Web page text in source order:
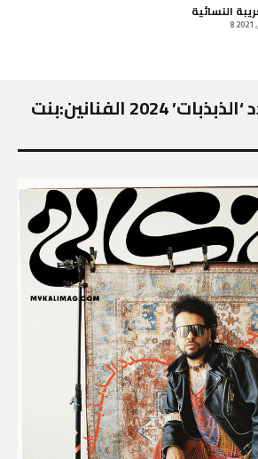
النسائية
ضيوف غلاف عدد ‘الذبذبات’ 2024 الفنانين:بنت